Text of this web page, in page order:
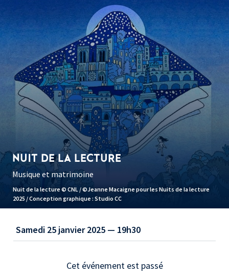
Nuit de la lecture © CNL / ©Jeanne Macaigne pour les Nuits de la lecture
2025 / Conception graphique : Studio CC
NUIT DE LA LECTURE
Musique et matrimoine
Samedi 25 janvier 2025 — 19h30
Cet événement est passé